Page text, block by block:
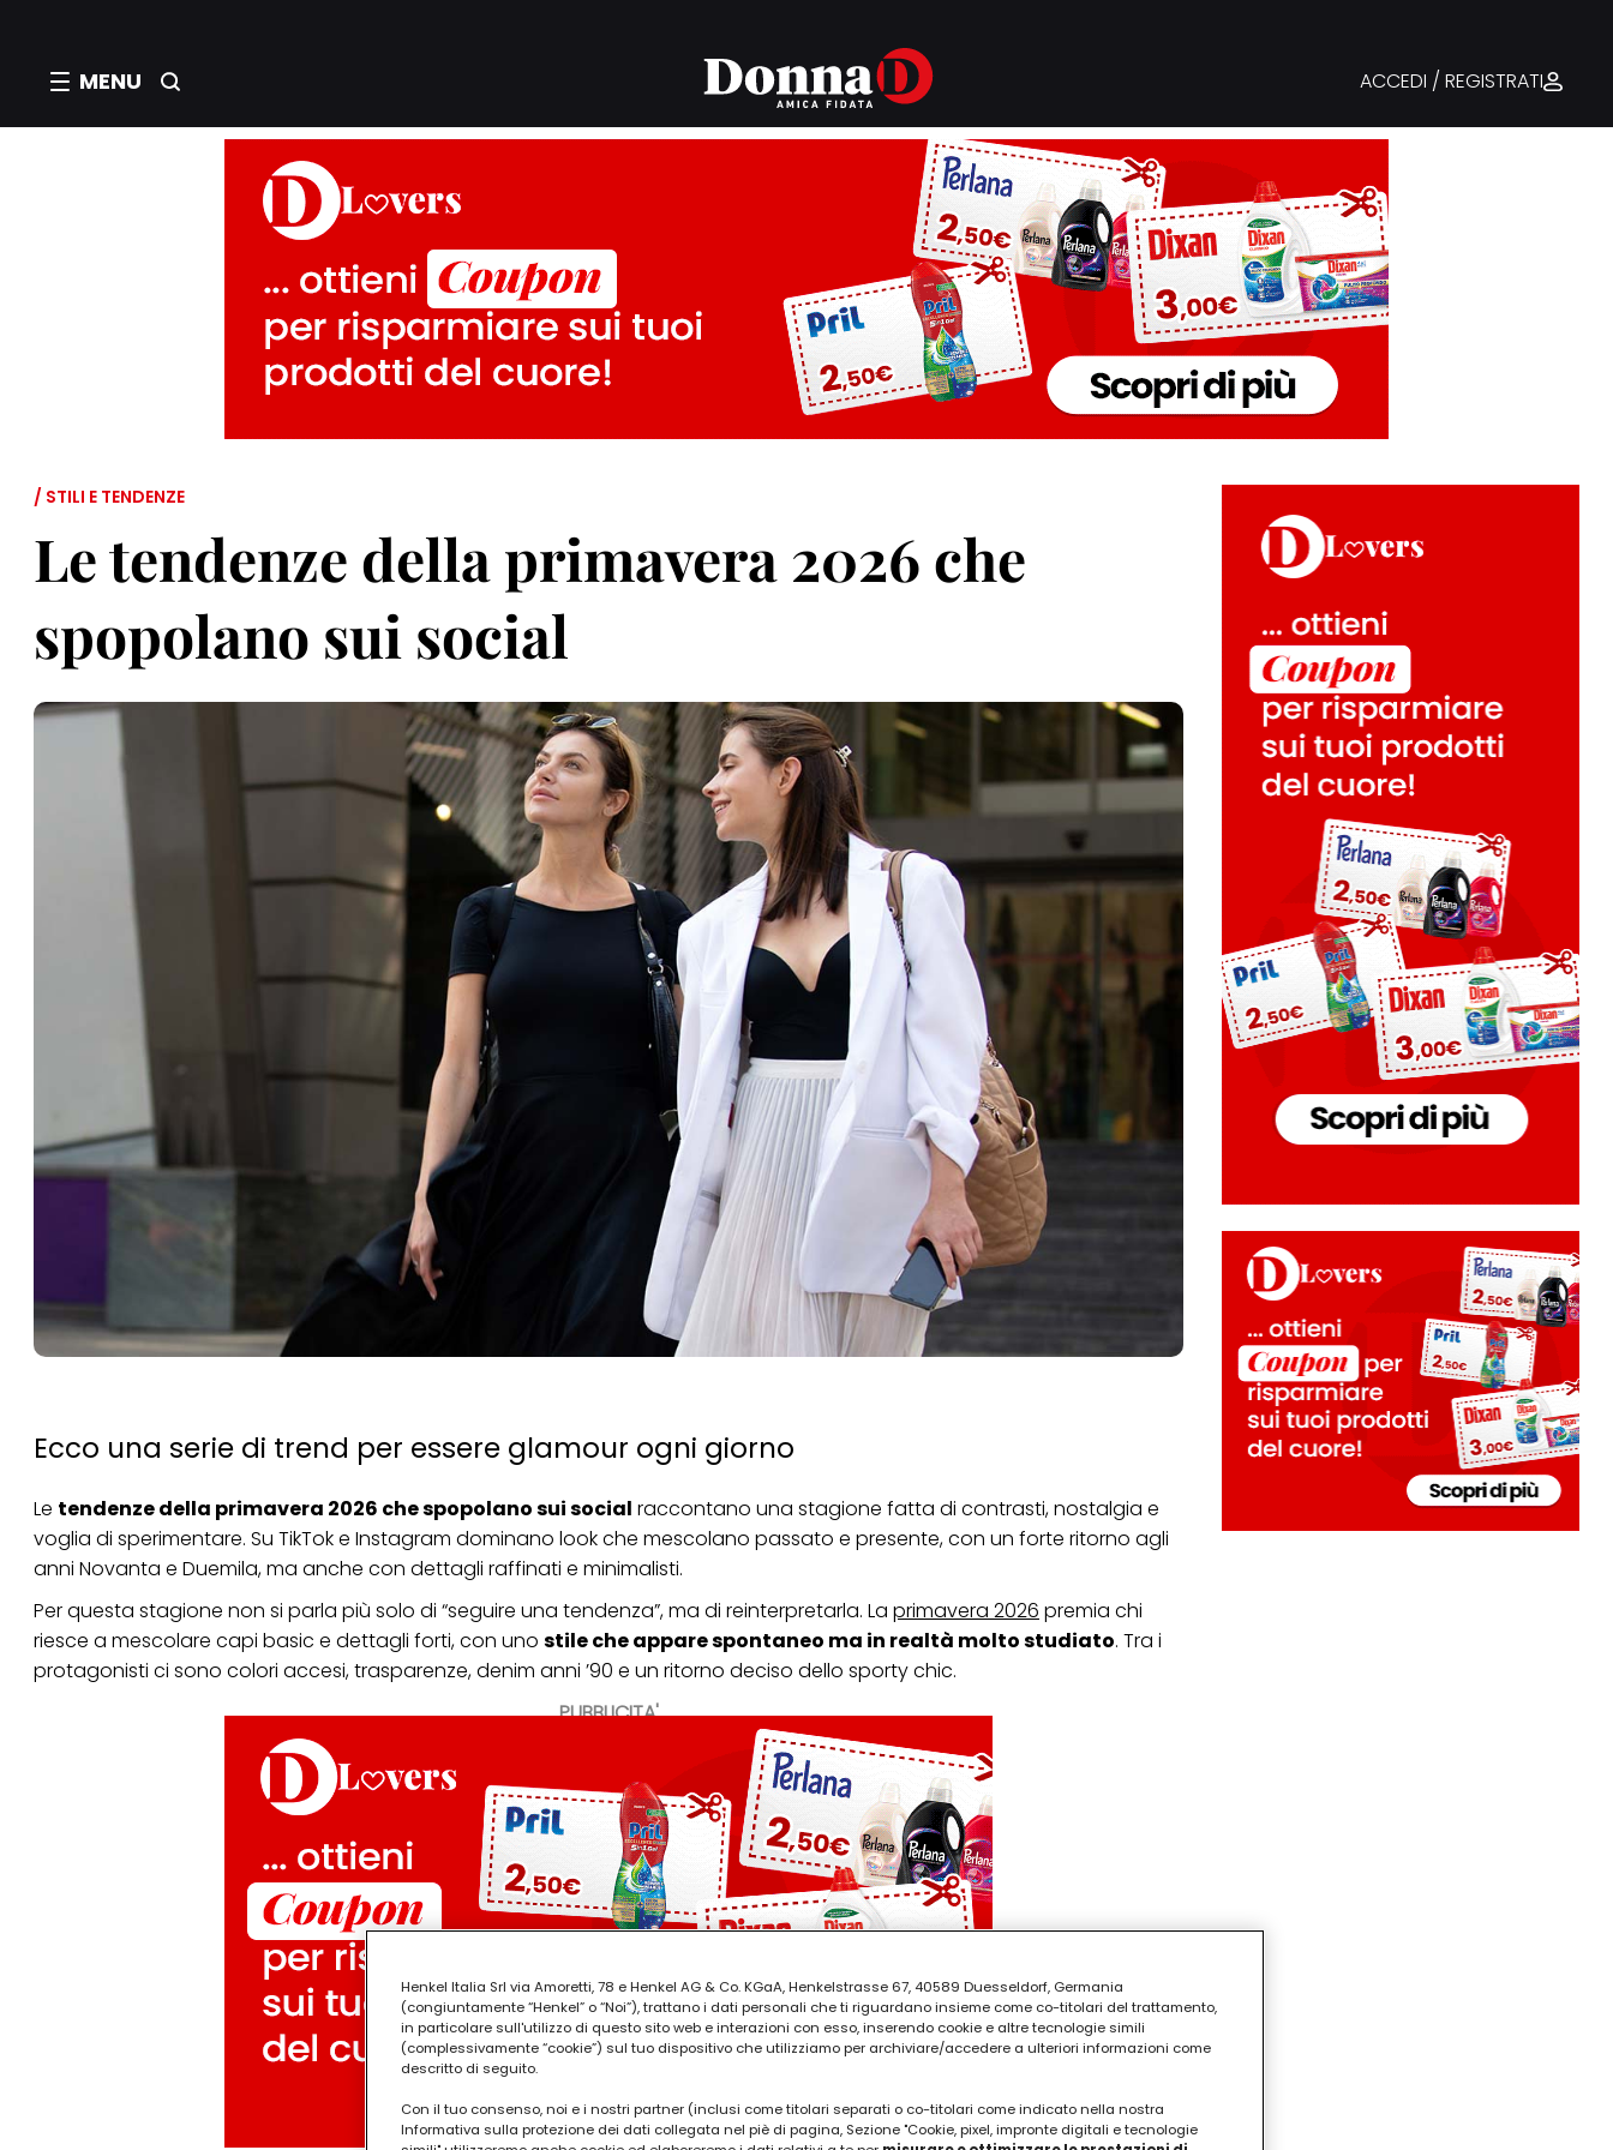
MENU ACCEDI / REGISTRATI
/ STILI E TENDENZE
Le tendenze della primavera 2026 che
spopolano sui social
Ecco una serie di trend per essere glamour ogni giorno
PUBBLICITA'
Le tendenze della primavera 2026 che spopolano sui social raccontano una stagione fatta di contrasti, nostalgia e
voglia di sperimentare. Su TikTok e Instagram dominano look che mescolano passato e presente, con un forte ritorno agli
anni Novanta e Duemila, ma anche con dettagli raffinati e minimalisti.
Per questa stagione non si parla più solo di “seguire una tendenza”, ma di reinterpretarla. La primavera 2026 premia chi
riesce a mescolare capi basic e dettagli forti, con uno stile che appare spontaneo ma in realtà molto studiato. Tra i
protagonisti ci sono colori accesi, trasparenze, denim anni ’90 e un ritorno deciso dello sporty chic.
Henkel Italia Srl via Amoretti, 78 e Henkel AG & Co. KGaA, Henkelstrasse 67, 40589 Duesseldorf, Germania
(congiuntamente “Henkel” o “Noi”), trattano i dati personali che ti riguardano insieme come co-titolari del trattamento,
in particolare sull'utilizzo di questo sito web e interazioni con esso, inserendo cookie e altre tecnologie simili
(complessivamente “cookie”) sul tuo dispositivo che utilizziamo per archiviare/accedere a ulteriori informazioni come
descritto di seguito.
Con il tuo consenso, noi e i nostri partner (inclusi come titolari separati o co-titolari come indicato nella nostra
Informativa sulla protezione dei dati collegata nel piè di pagina, Sezione "Cookie, pixel, impronte digitali e tecnologie